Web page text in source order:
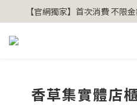
【官網獨家】首次消費 不限
【官網獨家】首次消費 不限
安心專用淨化包10入
香草集實體店